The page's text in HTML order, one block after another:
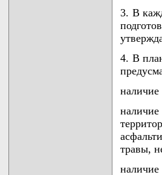
3. В
4. В
наличие
травы,
наличие